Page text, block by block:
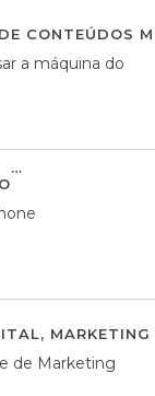
CONTEÚDOS
a máquina do
,
de Marketing